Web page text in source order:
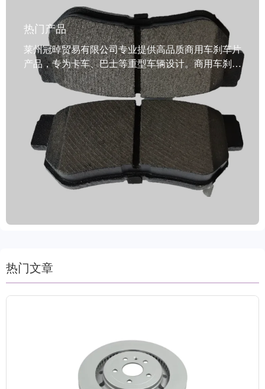
热门产品
莱州冠晫贸易有限公司专业提供高品质商用车刹车片
产品，专为卡车、巴士等重型车辆设计。商用车刹车
片采用半金属、低钢、陶瓷及无铜陶瓷等多种先进材
质，具备卓越耐高温性能（-50℃~700℃），有效缩
短制动距离，提升行车安全性。通过IATF TS16949
和E-MARK R90国际权威认证，符合欧美、俄罗斯等
主要市场的法规要求。产品运行稳定、散热优异、噪
音低、粉尘少，显著改善驾驶环境与客户体验。年产
能达500万套，提供全流程技术支持与售后保障，助
力全球客户实现高效、可靠的制动解决方案。
热门文章